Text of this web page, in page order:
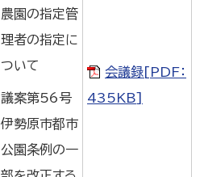
農園の指定管
理者の指定に
ついて
議案第56号
伊勢原市都市
公園条例の一
会議録[PDF：
435KB]